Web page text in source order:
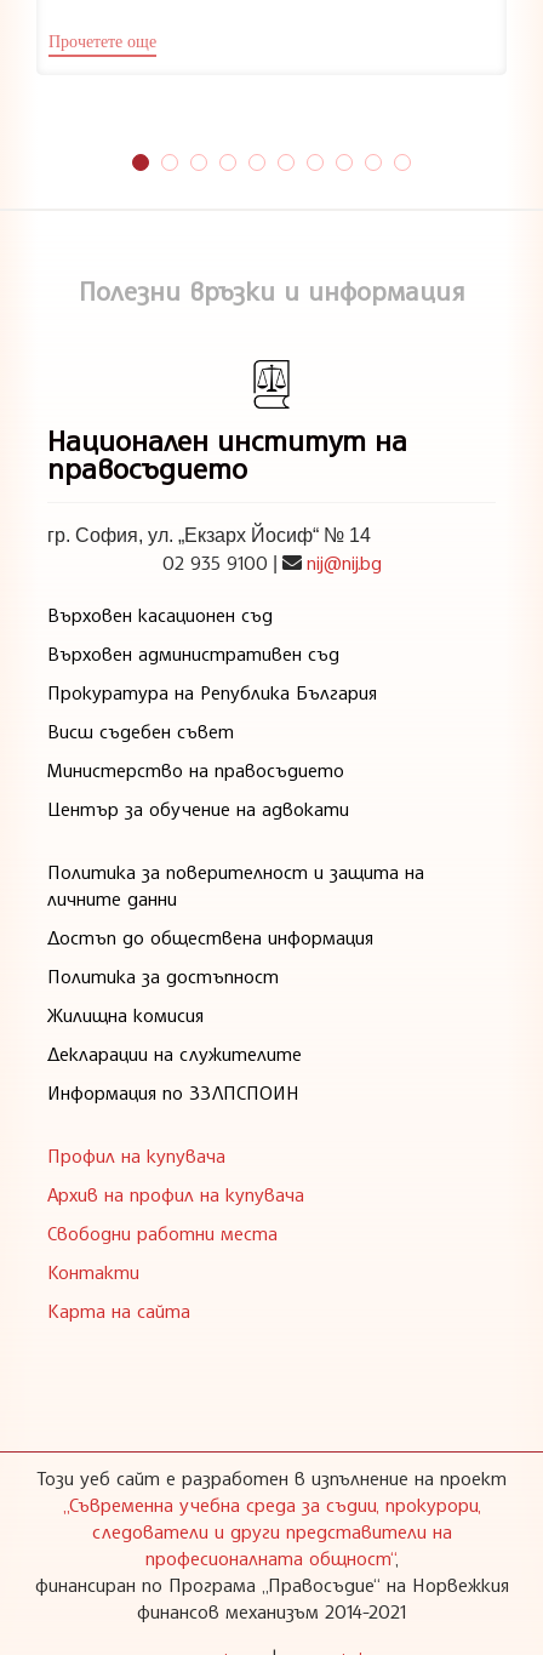
Прочетете още
Полезни връзки и информация
Национален институт на
правосъдието
гр. София, ул. „Екзарх Йосиф“ № 14
02 935 9100 nij@nij.bg
Върховен касационен съд
Върховен административен съд
Прокуратура на Република България
Висш съдебен съвет
Министерство на правосъдието
Център за обучение на адвокати
Политика за поверителност и защита на
личните данни
Достъп до обществена информация
Политика за достъпност
Жилищна комисия
Декларации на служителите
Информация по ЗЗЛПСПОИН
Профил на купувача
Архив на профил на купувача
Свободни работни места
Контакти
Карта на сайта
Този уеб сайт е разработен в изпълнение на проект
„Съвременна учебна среда за съдии, прокурори,
следователи и други представители на
професионалната общност“,
финансиран по Програма „Правосъдие“ на Норвежкия
финансов механизъм 2014-2021